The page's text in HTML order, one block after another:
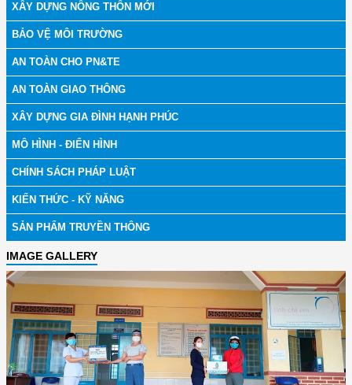
XÂY DỰNG NÔNG THÔN MỚI
BẢO VỆ MÔI TRƯỜNG
AN TOÀN CHO PN&TE
AN TOÀN GIAO THÔNG
XÂY DỰNG GIA ĐÌNH HẠNH PHÚC
MÔ HÌNH - ĐIỂN HÌNH
CHÍNH SÁCH PHÁP LUẬT
KIẾN THỨC - KỸ NĂNG
SẢN PHẨM TRUYỀN THÔNG
IMAGE GALLERY